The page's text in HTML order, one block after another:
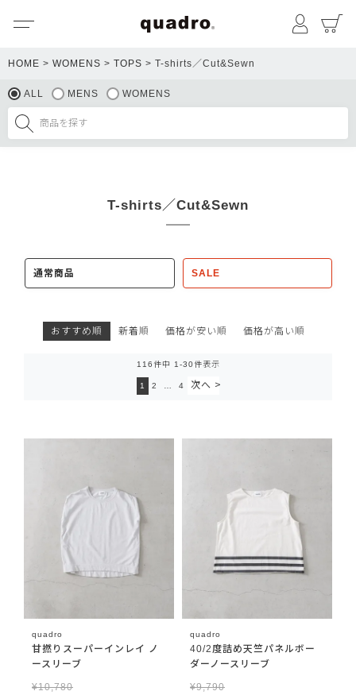
マイペ
HOME WOMENS TOPS T-shirts／Cut&Sewn
ALL MENS WOMENS
T-shirts／Cut&Sewn
通常商品 SALE
おすすめ順 新着順 価格が安い順 価格が高い順
116件中 1 -30件表示
1 2 4
quadro
甘撚りスーパーインレイ ノ
ースリーブ
¥10,780
quadro
40/2度詰め天竺パネルボー
ダーノースリーブ
¥9,790